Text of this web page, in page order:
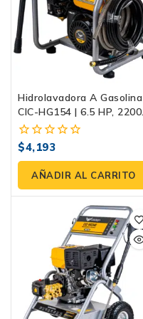
Hidrolavadora A Gasolina
CIC-HG154 | 6.5 HP, 2200
PSI, Con Bomba De Pistón
De Acero Inoxidable
0
fuera
5
$4,193
AÑADIR AL CARRITO